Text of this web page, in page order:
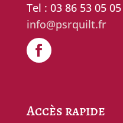
Tel : 03 86 53 05 05
info@psrquilt.fr
Accès rapide